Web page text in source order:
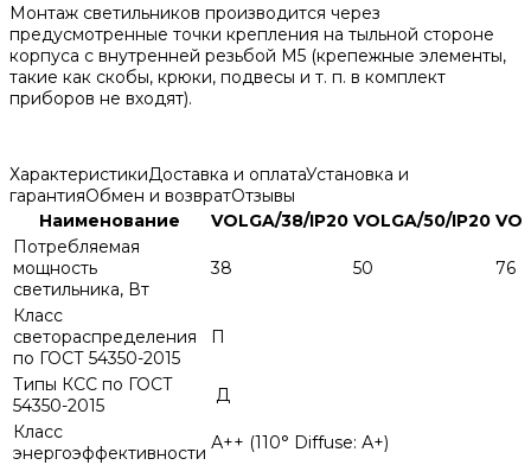
Монтаж светильников производится через
предусмотренные точки крепления на тыльной стороне
корпуса с внутренней резьбой М5 (крепежные элементы,
такие как скобы, крюки, подвесы и т. п. в комплект
приборов не входят).
ХарактеристикиДоставка и оплатаУстановка и
гарантияОбмен и возвратОтзывы
Наименование
VOLGA/38/IP20 VOLGA/50/IP20
Потребляемая
мощность
светильника, Вт
38 50 76
Класс
светораспределения
по ГОСТ 54350-2015
П
Типы КСС по ГОСТ
54350-2015
Д
Класс
энергоэффективности А++ (110° Diffuse: А+)